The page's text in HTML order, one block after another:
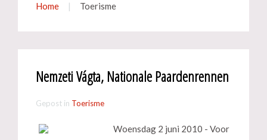
Home Toerisme
Nemzeti Vágta, Nationale Paardenrennen
Gepost in Toerisme
Woensdag 2 juni 2010 - Voor